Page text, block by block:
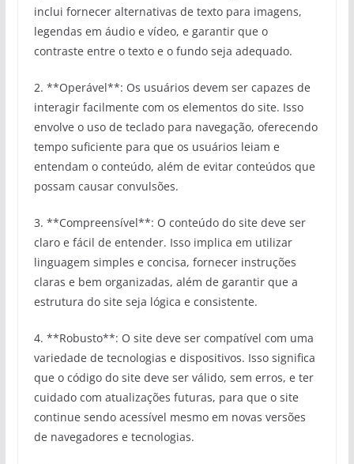
inclui fornecer alternativas de texto para imagens,
legendas em áudio e vídeo, e garantir que o
contraste entre o texto e o fundo seja adequado.
2. **Operável**: Os usuários devem ser capazes de
interagir facilmente com os elementos do site. Isso
envolve o uso de teclado para navegação, oferecendo
tempo suficiente para que os usuários leiam e
entendam o conteúdo, além de evitar conteúdos que
possam causar convulsões.
3. **Compreensível**: O conteúdo do site deve ser
claro e fácil de entender. Isso implica em utilizar
linguagem simples e concisa, fornecer instruções
claras e bem organizadas, além de garantir que a
estrutura do site seja lógica e consistente.
4. **Robusto**: O site deve ser compatível com uma
variedade de tecnologias e dispositivos. Isso significa
que o código do site deve ser válido, sem erros, e ter
cuidado com atualizações futuras, para que o site
continue sendo acessível mesmo em novas versões
de navegadores e tecnologias.